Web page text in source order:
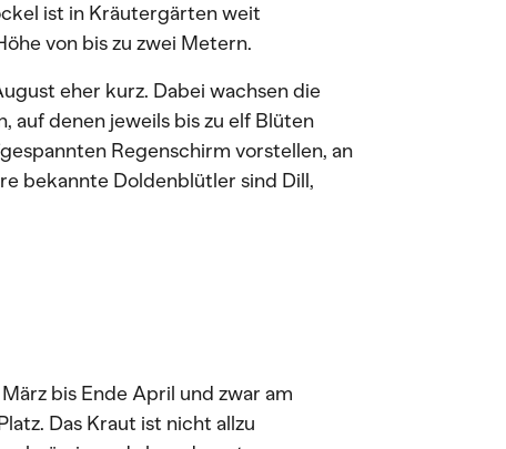
ist in Kräutergärten weit
von bis zu zwei Metern.
eher kurz. Dabei wachsen die
auf denen jeweils bis zu elf Blüten
Regenschirm vorstellen, an
bekannte Doldenblütler sind Dill,
bis Ende April und zwar am
Das Kraut ist nicht allzu